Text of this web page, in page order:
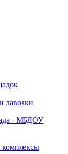
лавочки
- МБДОУ
комплексы